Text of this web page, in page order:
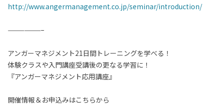
http://www.angermanagement.co.jp/seminar/introduction/
——————–
アンガーマネジメント21日間トレーニングを学べる！
体験クラスや入門講座受講後の更なる学習に！
『アンガーマネジメント応用講座』
開催情報＆お申込みはこちらから